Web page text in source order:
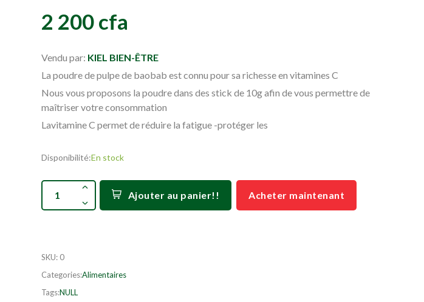
2 200 cfa
Vendu par: KIEL BIEN-ÊTRE
La poudre de pulpe de baobab est connu pour sa richesse en vitamines C
Nous vous proposons la poudre dans des stick de 10g afin de vous permettre de
maîtriser votre consommation
Lavitamine C permet de réduire la fatigue -protéger les
Disponibilité:En stock
Ajouter au panier!! Acheter maintenant
SKU: 0
Categories:Alimentaires
Tags:NULL